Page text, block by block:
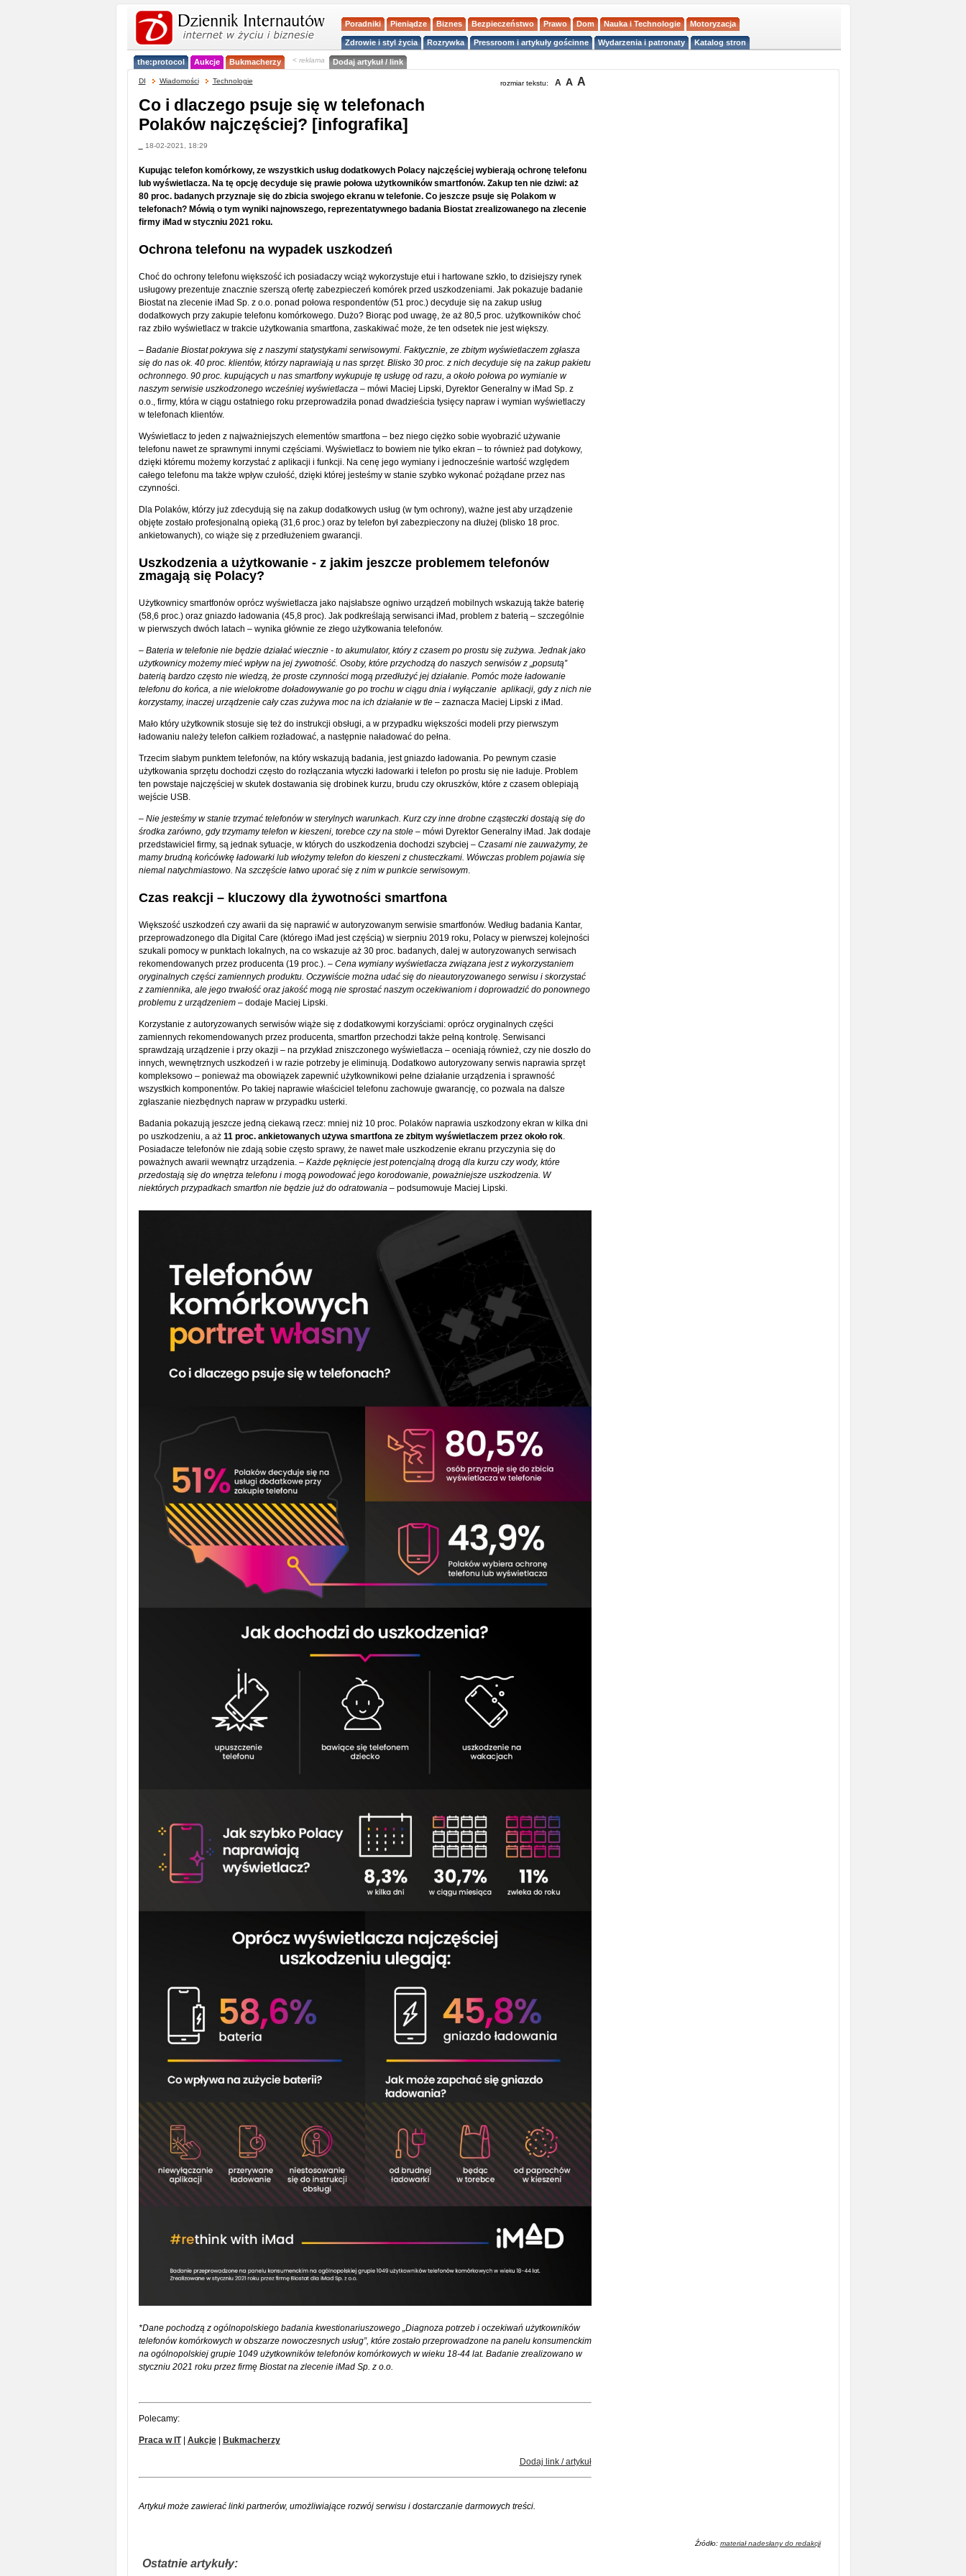
Poradniki Pieniądze Biznes Bezpieczeństwo Prawo Dom Nauka i Technologie Motoryzacja
Zdrowie i styl życia Rozrywka Pressroom i artykuły gościnne Wydarzenia i patronaty Katalog stron
the:protocol Aukcje Bukmacherzy < reklama Dodaj artykuł / link
DI Wiadomości Technologie rozmiar tekstu: A A A
Co i dlaczego psuje się w telefonach
Polaków najczęściej? [infografika]
18-02-2021, 18:29
Kupując telefon komórkowy, ze wszystkich usług dodatkowych Polacy najczęściej wybierają ochronę telefonu
lub wyświetlacza. Na tę opcję decyduje się prawie połowa użytkowników smartfonów. Zakup ten nie dziwi: aż
80 proc. badanych przyznaje się do zbicia swojego ekranu w telefonie. Co jeszcze psuje się Polakom w
telefonach? Mówią o tym wyniki najnowszego, reprezentatywnego badania Biostat zrealizowanego na zlecenie
firmy iMad w styczniu 2021 roku.
Ochrona telefonu na wypadek uszkodzeń
Choć do ochrony telefonu większość ich posiadaczy wciąż wykorzystuje etui i hartowane szkło, to dzisiejszy rynek
usługowy prezentuje znacznie szerszą ofertę zabezpieczeń komórek przed uszkodzeniami. Jak pokazuje badanie
Biostat na zlecenie iMad Sp. z o.o. ponad połowa respondentów (51 proc.) decyduje się na zakup usług
dodatkowych przy zakupie telefonu komórkowego. Dużo? Biorąc pod uwagę, że aż 80,5 proc. użytkowników choć
raz zbiło wyświetlacz w trakcie użytkowania smartfona, zaskakiwać może, że ten odsetek nie jest większy.
– Badanie Biostat pokrywa się z naszymi statystykami serwisowymi. Faktycznie, ze zbitym wyświetlaczem zgłasza
się do nas ok. 40 proc. klientów, którzy naprawiają u nas sprzęt. Blisko 30 proc. z nich decyduje się na zakup pakietu
ochronnego. 90 proc. kupujących u nas smartfony wykupuje tę usługę od razu, a około połowa po wymianie w
naszym serwisie uszkodzonego wcześniej wyświetlacza – mówi Maciej Lipski, Dyrektor Generalny w iMad Sp. z
o.o., firmy, która w ciągu ostatniego roku przeprowadziła ponad dwadzieścia tysięcy napraw i wymian wyświetlaczy
w telefonach klientów.
Wyświetlacz to jeden z najważniejszych elementów smartfona – bez niego ciężko sobie wyobrazić używanie
telefonu nawet ze sprawnymi innymi częściami. Wyświetlacz to bowiem nie tylko ekran – to również pad dotykowy,
dzięki któremu możemy korzystać z aplikacji i funkcji. Na cenę jego wymiany i jednocześnie wartość względem
całego telefonu ma także wpływ czułość, dzięki której jesteśmy w stanie szybko wykonać pożądane przez nas
czynności.
Dla Polaków, którzy już zdecydują się na zakup dodatkowych usług (w tym ochrony), ważne jest aby urządzenie
objęte zostało profesjonalną opieką (31,6 proc.) oraz by telefon był zabezpieczony na dłużej (blisko 18 proc.
ankietowanych), co wiąże się z przedłużeniem gwarancji.
Uszkodzenia a użytkowanie - z jakim jeszcze problemem telefonów
zmagają się Polacy?
Użytkownicy smartfonów oprócz wyświetlacza jako najsłabsze ogniwo urządzeń mobilnych wskazują także baterię
(58,6 proc.) oraz gniazdo ładowania (45,8 proc). Jak podkreślają serwisanci iMad, problem z baterią – szczególnie
w pierwszych dwóch latach – wynika głównie ze złego użytkowania telefonów.
– Bateria w telefonie nie będzie działać wiecznie - to akumulator, który z czasem po prostu się zużywa. Jednak jako
użytkownicy możemy mieć wpływ na jej żywotność. Osoby, które przychodzą do naszych serwisów z „popsutą”
baterią bardzo często nie wiedzą, że proste czynności mogą przedłużyć jej działanie. Pomóc może ładowanie
telefonu do końca, a nie wielokrotne doładowywanie go po trochu w ciągu dnia i wyłączanie aplikacji, gdy z nich nie
korzystamy, inaczej urządzenie cały czas zużywa moc na ich działanie w tle– zaznacza Maciej Lipski z iMad.
Mało który użytkownik stosuje się też do instrukcji obsługi, a w przypadku większości modeli przy pierwszym
ładowaniu należy telefon całkiem rozładować, a następnie naładować do pełna.
Trzecim słabym punktem telefonów, na który wskazują badania, jest gniazdo ładowania. Po pewnym czasie
użytkowania sprzętu dochodzi często do rozłączania wtyczki ładowarki i telefon po prostu się nie ładuje. Problem
ten powstaje najczęściej w skutek dostawania się drobinek kurzu, brudu czy okruszków, które z czasem oblepiają
wejście USB.
– Nie jesteśmy w stanie trzymać telefonów w sterylnych warunkach. Kurz czy inne drobne cząsteczki dostają się do
środka zarówno, gdy trzymamy telefon w kieszeni, torebce czy na stole– mówi Dyrektor Generalny iMad. Jak dodaje
przedstawiciel firmy, są jednak sytuacje, w których do uszkodzenia dochodzi szybciej – Czasami nie zauważymy, że
mamy brudną końcówkę ładowarki lub włożymy telefon do kieszeni z chusteczkami. Wówczas problem pojawia się
niemal natychmiastowo. Na szczęście łatwo uporać się z nim w punkcie serwisowym.
Czas reakcji – kluczowy dla żywotności smartfona
Większość uszkodzeń czy awarii da się naprawić w autoryzowanym serwisie smartfonów. Według badania Kantar,
przeprowadzonego dla Digital Care (którego iMad jest częścią) w sierpniu 2019 roku, Polacy w pierwszej kolejności
szukali pomocy w punktach lokalnych, na co wskazuje aż 30 proc. badanych, dalej w autoryzowanych serwisach
rekomendowanych przez producenta (19 proc.). – Cena wymiany wyświetlacza związana jest z wykorzystaniem
oryginalnych części zamiennych produktu. Oczywiście można udać się do nieautoryzowanego serwisu i skorzystać
z zamiennika, ale jego trwałość oraz jakość mogą nie sprostać naszym oczekiwaniom i doprowadzić do ponownego
problemu z urządzeniem – dodaje Maciej Lipski.
Korzystanie z autoryzowanych serwisów wiąże się z dodatkowymi korzyściami: oprócz oryginalnych części
zamiennych rekomendowanych przez producenta, smartfon przechodzi także pełną kontrolę. Serwisanci
sprawdzają urządzenie i przy okazji – na przykład zniszczonego wyświetlacza – oceniają również, czy nie doszło do
innych, wewnętrznych uszkodzeń i w razie potrzeby je eliminują. Dodatkowo autoryzowany serwis naprawia sprzęt
kompleksowo – ponieważ ma obowiązek zapewnić użytkownikowi pełne działanie urządzenia i sprawność
wszystkich komponentów. Po takiej naprawie właściciel telefonu zachowuje gwarancję, co pozwala na dalsze
zgłaszanie niezbędnych napraw w przypadku usterki.
Badania pokazują jeszcze jedną ciekawą rzecz: mniej niż 10 proc. Polaków naprawia uszkodzony ekran w kilka dni
po uszkodzeniu, a aż 11 proc. ankietowanych używa smartfona ze zbitym wyświetlaczem przez około rok.
Posiadacze telefonów nie zdają sobie często sprawy, że nawet małe uszkodzenie ekranu przyczynia się do
poważnych awarii wewnątrz urządzenia. – Każde pęknięcie jest potencjalną drogą dla kurzu czy wody, które
przedostają się do wnętrza telefonu i mogą powodować jego korodowanie, poważniejsze uszkodzenia. W
niektórych przypadkach smartfon nie będzie już do odratowania– podsumowuje Maciej Lipski.
*Dane pochodzą z ogólnopolskiego badania kwestionariuszowego „Diagnoza potrzeb i oczekiwań użytkowników
telefonów komórkowych w obszarze nowoczesnych usług”, które zostało przeprowadzone na panelu konsumenckim
na ogólnopolskiej grupie 1049 użytkowników telefonów komórkowych w wieku 18-44 lat. Badanie zrealizowano w
styczniu 2021 roku przez firmę Biostat na zlecenie iMad Sp. z o.o.
Polecamy:
Praca w IT| Aukcje| Bukmacherzy
Dodaj link / artykuł
Artykuł może zawierać linki partnerów, umożliwiające rozwój serwisu i dostarczanie darmowych treści.
Źródło: materiał nadesłany do redakcji
Ostatnie artykuły: